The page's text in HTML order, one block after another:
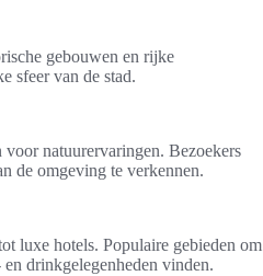
gebouwen en rijke
sfeer van de stad.
natuurervaringen. Bezoekers
de omgeving te verkennen.
luxe hotels. Populaire gebieden om
drinkgelegenheden vinden.